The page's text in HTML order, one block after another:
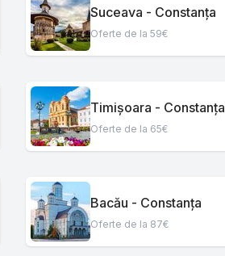
Suceava - Constanța
Oferte de la 59€
Timișoara - Constanța
Oferte de la 65€
Bacău - Constanța
Oferte de la 87€